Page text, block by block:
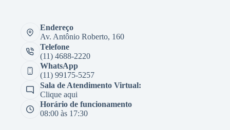
Endereço
Av. Antônio Roberto, 160
Telefone
(11) 4688-2220
WhatsApp
(11) 99175-5257
Sala de Atendimento Virtual:
Clique aqui
Horário de funcionamento
08:00 às 17:30